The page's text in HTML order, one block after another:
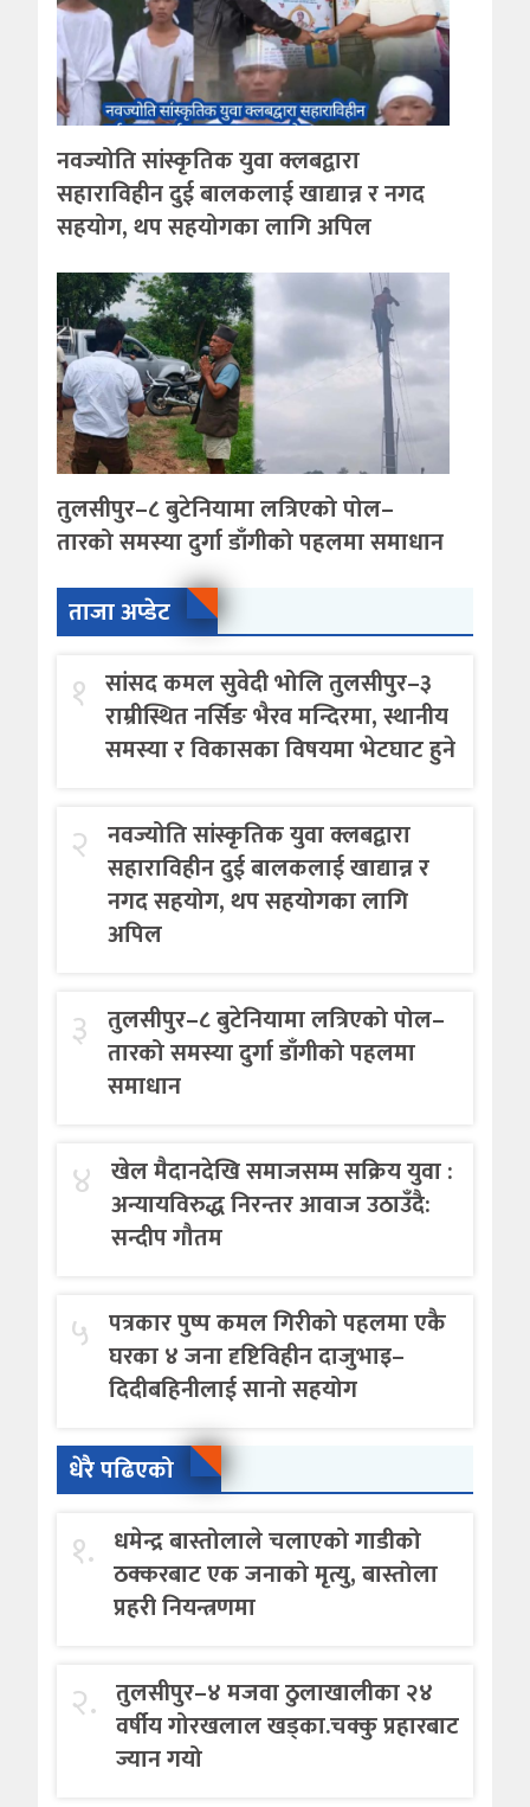
नवज्योति सांस्कृतिक युवा क्लबद्वारा
सहाराविहीन दुई बालकलाई खाद्यान्न र नगद
सहयोग, थप सहयोगका लागि अपिल
तुलसीपुर–८ बुटेनियामा लत्रिएको पोल–
तारको समस्या दुर्गा डाँगीको पहलमा समाधान
ताजा अप्डेट
१ सांसद कमल सुवेदी भोलि तुलसीपुर–३
राम्रीस्थित नर्सिङ भैरव मन्दिरमा, स्थानीय
समस्या र विकासका विषयमा भेटघाट हुने
२ नवज्योति सांस्कृतिक युवा क्लबद्वारा
सहाराविहीन दुई बालकलाई खाद्यान्न र
नगद सहयोग, थप सहयोगका लागि
अपिल
३ तुलसीपुर–८ बुटेनियामा लत्रिएको पोल–
तारको समस्या दुर्गा डाँगीको पहलमा
समाधान
४ खेल मैदानदेखि समाजसम्म सक्रिय युवा :
अन्यायविरुद्ध निरन्तर आवाज उठाउँदै:
सन्दीप गौतम
५ पत्रकार पुष्प कमल गिरीको पहलमा एकै
घरका ४ जना दृष्टिविहीन दाजुभाइ–
दिदीबहिनीलाई सानो सहयोग
धेरै पढिएको
१. धमेन्द्र बास्तोलाले चलाएको गाडीको
ठक्करबाट एक जनाको मृत्यु, बास्तोला
प्रहरी नियन्त्रणमा
२. तुलसीपुर–४ मजवा ठुलाखालीका २४
वर्षीय गोरखलाल खड्का.चक्कु प्रहारबाट
ज्यान गयो